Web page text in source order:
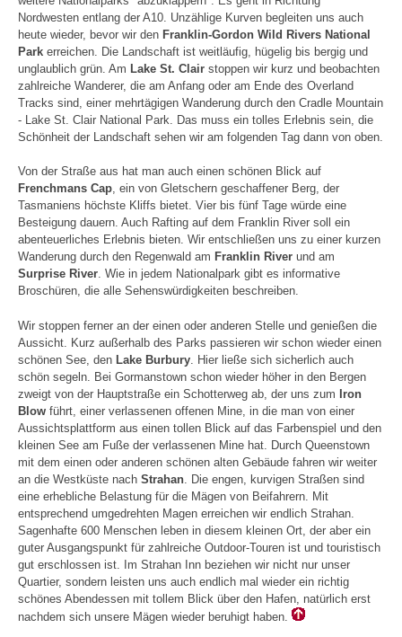
Nordwesten entlang der A10. Unzählige Kurven begleiten uns auch
heute wieder, bevor wir den Franklin-Gordon Wild Rivers National
Park erreichen. Die Landschaft ist weitläufig, hügelig bis bergig und
unglaublich grün. Am Lake St. Clair stoppen wir kurz und beobachten
zahlreiche Wanderer, die am Anfang oder am Ende des Overland
Tracks sind, einer mehrtägigen Wanderung durch den Cradle Mountain
- Lake St. Clair National Park. Das muss ein tolles Erlebnis sein, die
Schönheit der Landschaft sehen wir am folgenden Tag dann von oben.
Von der Straße aus hat man auch einen schönen Blick auf
Frenchmans Cap, ein von Gletschern geschaffener Berg, der
Tasmaniens höchste Kliffs bietet. Vier bis fünf Tage würde eine
Besteigung dauern. Auch Rafting auf dem Franklin River soll ein
abenteuerliches Erlebnis bieten. Wir entschließen uns zu einer kurzen
Wanderung durch den Regenwald am Franklin River und am
Surprise River. Wie in jedem Nationalpark gibt es informative
Broschüren, die alle Sehenswürdigkeiten beschreiben.
Wir stoppen ferner an der einen oder anderen Stelle und genießen die
Aussicht. Kurz außerhalb des Parks passieren wir schon wieder einen
schönen See, den Lake Burbury . Hier ließe sich sicherlich auch
schön segeln. Bei Gormanstown schon wieder höher in den Bergen
zweigt von der Hauptstraße ein Schotterweg ab, der uns zum Iron
Blow führt, einer verlassenen offenen Mine, in die man von einer
Aussichtsplattform aus einen tollen Blick auf das Farbenspiel und den
kleinen See am Fuße der verlassenen Mine hat. Durch Queenstown
mit dem einen oder anderen schönen alten Gebäude fahren wir weiter
an die Westküste nach Strahan . Die engen, kurvigen Straßen sind
eine erhebliche Belastung für die Mägen von Beifahrern. Mit
entsprechend umgedrehten Magen erreichen wir endlich Strahan.
Sagenhafte 600 Menschen leben in diesem kleinen Ort, der aber ein
guter Ausgangspunkt für zahlreiche Outdoor-Touren ist und touristisch
gut erschlossen ist. Im Strahan Inn beziehen wir nicht nur unser
Quartier, sondern leisten uns auch endlich mal wieder ein richtig
schönes Abendessen mit tollem Blick über den Hafen, natürlich erst
nachdem sich unsere Mägen wieder beruhigt haben.